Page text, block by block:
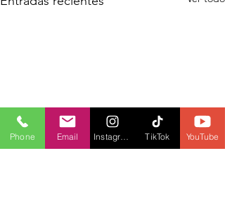
Phone Email TikTok YouTube